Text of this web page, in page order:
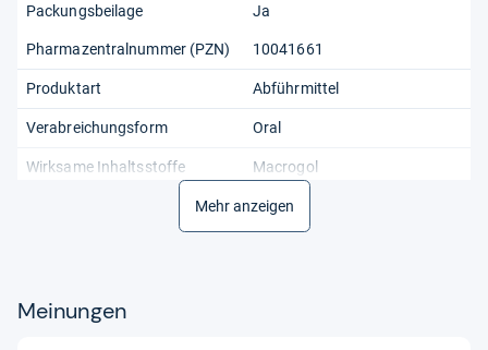
Packungsbeilage Ja
Pharmazentralnummer (PZN) 10041661
Produktart Abführmittel
Verabreichungsform Oral
Wirksame Inhaltsstoffe Macrogol
Mehr anzeigen
Meinungen